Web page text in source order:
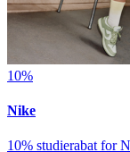
10%
Nike
10% studierabat for